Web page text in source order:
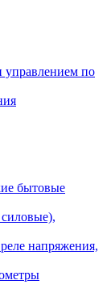
управлением по
бытовые
напряжения,